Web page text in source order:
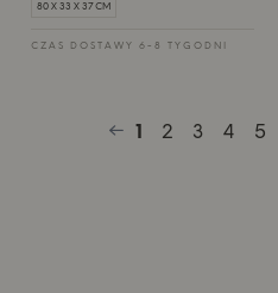
80 X 33 X 37 CM
CZAS DOSTAWY 6-8 TYGODNI
1 2 3 4 5